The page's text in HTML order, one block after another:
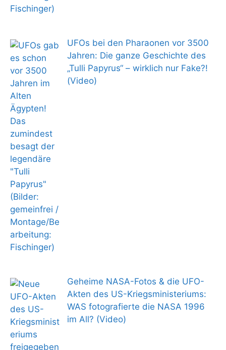
UFOs bei den Pharaonen vor 3500
Jahren: Die ganze Geschichte des
„Tulli Papyrus“ – wirklich nur Fake?!
(Video)
Geheime NASA-Fotos & die UFO-
Akten des US-Kriegsministeriums:
WAS fotografierte die NASA 1996
im All? (Video)